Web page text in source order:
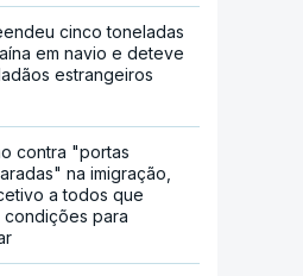
cinco toneladas
em navio e deteve
estrangeiros
contra "portas
na imigração,
a todos que
condições para